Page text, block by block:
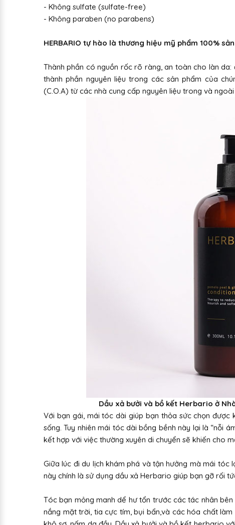
- Không sulfate (sulfate-free)
- Không paraben (no parabens)
HERBARIO tự hào là thương hiệu mỹ phẩm 100%
Thành phần có nguồn rốc rõ ràng, an toàn cho làn
thành phần nguyên liệu trong các sản phẩm của
(C.O.A) từ các nhà cung cấp nguyên liệu trong và
Dầu xả bưởi và bồ kết Herbario ở
Với bạn gái, mái tóc dài giúp bạn thỏa sức chọn
sống. Tuy nhiên mái tóc dài bồng bềnh này lại là “nỗi
kết hợp với việc thường xuyên di chuyển sẽ khiến cho
Giữa lúc đi du lịch khám phá và tận hưởng mà mái tóc
này chính là sử dụng dầu xả Herbario giúp bạn gỡ rối
Tóc bạn mỏng manh dể hư tổn trước các tác nhân
nắng mặt trời, tia cực tím, bụi bẩn,và các hóa chất